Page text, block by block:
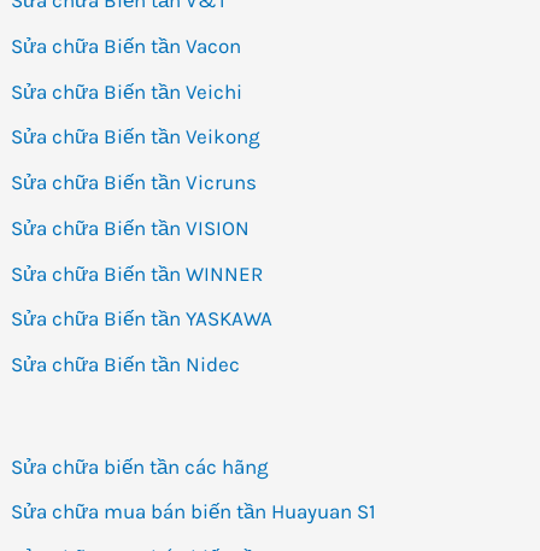
Sửa chữa Biến tần Vacon
Sửa chữa Biến tần Veichi
Sửa chữa Biến tần Veikong
Sửa chữa Biến tần Vicruns
Sửa chữa Biến tần VISION
Sửa chữa Biến tần WINNER
Sửa chữa Biến tần YASKAWA
Sửa chữa Biến tần Nidec
Sửa chữa biến tần các hãng
Sửa chữa mua bán biến tần Huayuan S1